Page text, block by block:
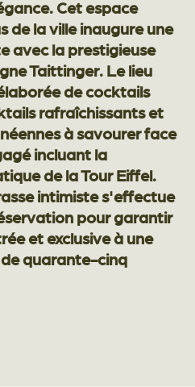
Cet espace
de la ville inaugure une
avec la prestigieuse
Taittinger. Le lieu
de cocktails
rafraîchissants et
à savourer face
incluant la
de la Tour Eiffel.
intimiste s'effectue
pour garantir
et exclusive à une
quarante-cinq